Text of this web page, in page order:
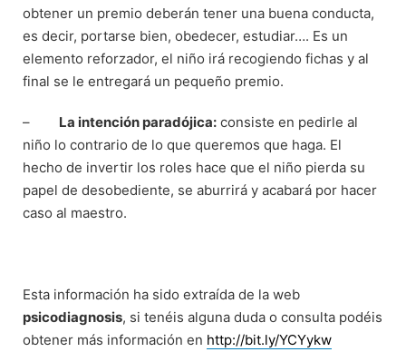
obtener un premio deberán tener una buena conducta,
es decir, portarse bien, obedecer, estudiar…. Es un
elemento reforzador, el niño irá recogiendo fichas y al
final se le entregará un pequeño premio.
– La intención paradójica: consiste en pedirle al
niño lo contrario de lo que queremos que haga. El
hecho de invertir los roles hace que el niño pierda su
papel de desobediente, se aburrirá y acabará por hacer
caso al maestro.
Esta información ha sido extraída de la web
psicodiagnosis, si tenéis alguna duda o consulta podéis
obtener más información en http://bit.ly/YCYykw